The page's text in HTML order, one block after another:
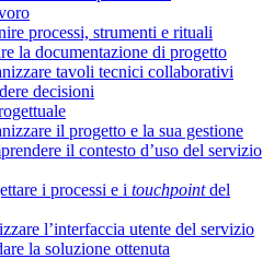
processi, strumenti e rituali
la documentazione di progetto
tavoli tecnici collaborativi
decisioni
il progetto e la sua gestione
il contesto d’uso del servizio
i processi e i touchpointdel
l’interfaccia utente del servizio
la soluzione ottenuta